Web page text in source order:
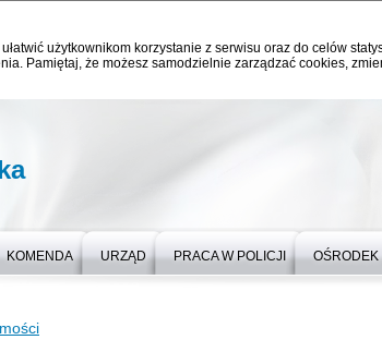
użytkownikom korzystanie z serwisu oraz do celów
Pamiętaj, że możesz samodzielnie zarządzać cookies,
KOMENDA URZĄD PRACA W POLICJI OŚRODEK